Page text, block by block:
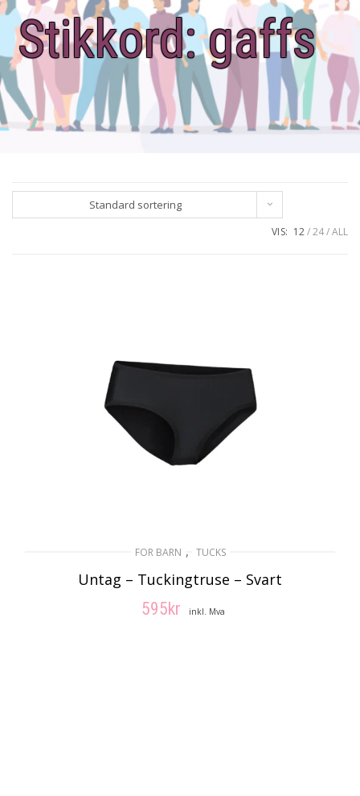
Stikkord:gaffs
Standard sortering
VIS: 12 24 ALL
FOR BARN , TUCKS
Untag – Tuckingtruse – Svart
595kr inkl. Mva